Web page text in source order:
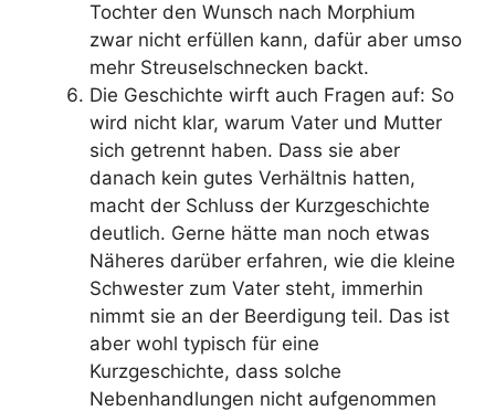
Tochter den Wunsch nach Morphium
zwar nicht erfüllen kann, dafür aber umso
mehr Streuselschnecken backt.
Die Geschichte wirft auch Fragen auf: So
wird nicht klar, warum Vater und Mutter
sich getrennt haben. Dass sie aber
danach kein gutes Verhältnis hatten,
macht der Schluss der Kurzgeschichte
deutlich. Gerne hätte man noch etwas
Näheres darüber erfahren, wie die kleine
Schwester zum Vater steht, immerhin
nimmt sie an der Beerdigung teil. Das ist
aber wohl typisch für eine
Kurzgeschichte, dass solche
Nebenhandlungen nicht aufgenommen